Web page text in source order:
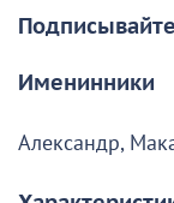
Именинники
Александр,